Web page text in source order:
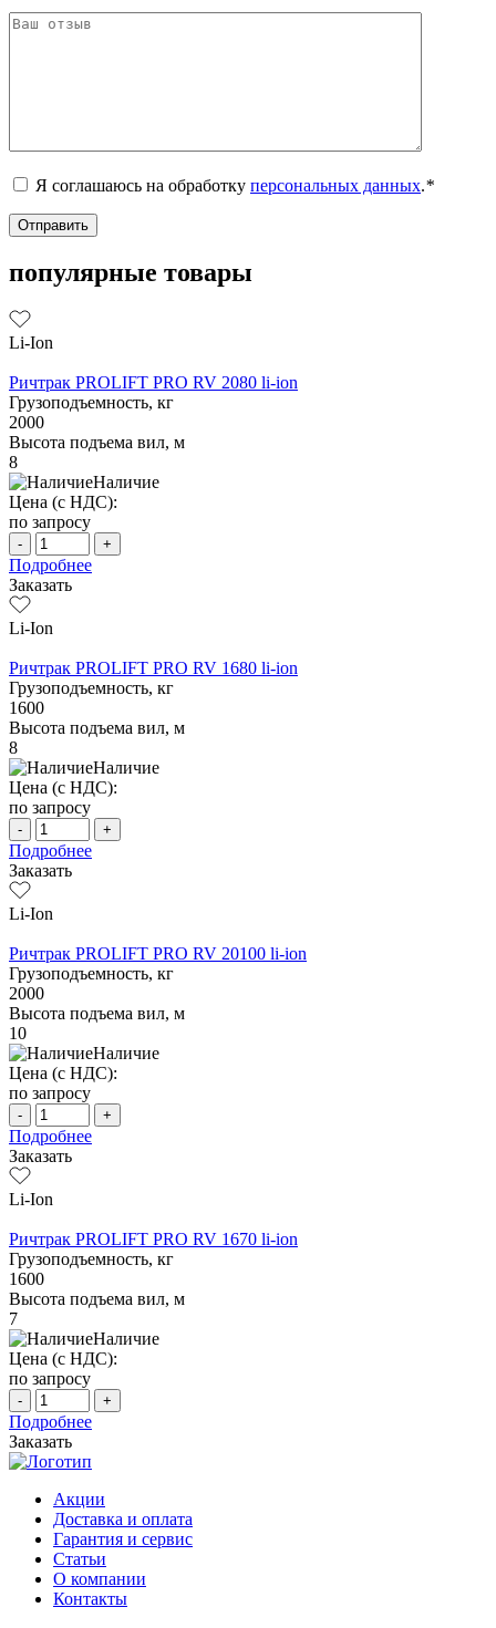
Я соглашаюсь на обработку персональных данных.*
популярные товары
Li-Ion
Ричтрак PROLIFT PRO RV 2080 li-ion
Грузоподъемность, кг
2000
Высота подъема вил, м
8
Наличие
Цена (с НДС):
по запросу
- +
Подробнее
Заказать
Li-Ion
Ричтрак PROLIFT PRO RV 1680 li-ion
Грузоподъемность, кг
1600
Высота подъема вил, м
8
Наличие
Цена (с НДС):
по запросу
- +
Подробнее
Заказать
Li-Ion
Ричтрак PROLIFT PRO RV 20100 li-ion
Грузоподъемность, кг
2000
Высота подъема вил, м
10
Наличие
Цена (с НДС):
по запросу
- +
Подробнее
Заказать
Li-Ion
Ричтрак PROLIFT PRO RV 1670 li-ion
Грузоподъемность, кг
1600
Высота подъема вил, м
7
Наличие
Цена (с НДС):
по запросу
- +
Подробнее
Заказать
Акции
Доставка и оплата
Гарантия и сервис
Статьи
О компании
Контакты